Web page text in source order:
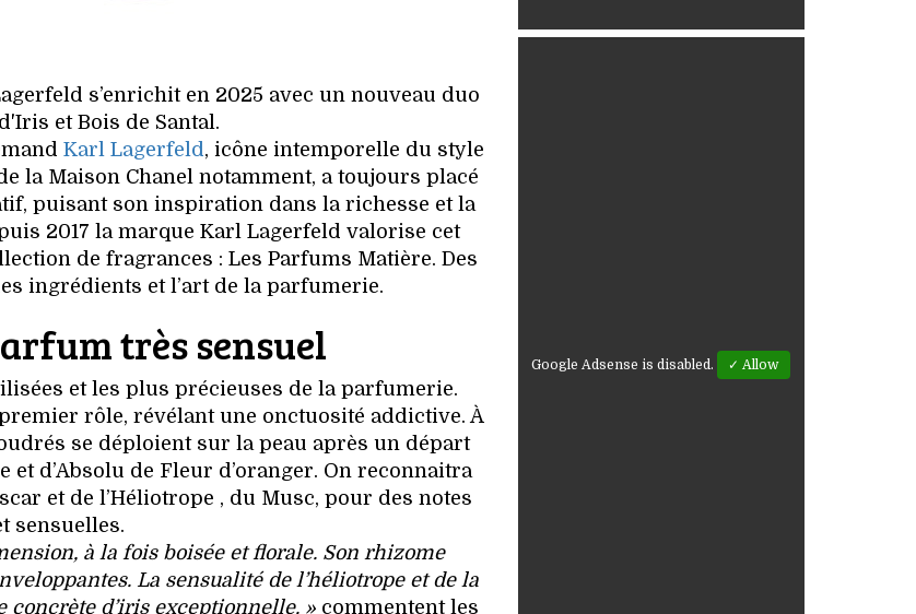
s’enrichit en 2025 avec un nouveau duo
et Bois de Santal.
Karl Lagerfeld, icône intemporelle du style
la Maison Chanel notamment, a toujours placé
puisant son inspiration dans la richesse et la
2017 la marque Karl Lagerfeld valorise cet
de fragrances : Les Parfums Matière. Des
ingrédients et l’art de la parfumerie.
très sensuel
et les plus précieuses de la parfumerie.
rôle, révélant une onctuosité addictive. À
se déploient sur la peau après un départ
et d’Absolu de Fleur d’oranger. On reconnaitra
et de l’Héliotrope , du Musc, pour des notes
sensuelles.
à la fois boisée et florale. Son rhizome
La sensualité de l’héliotrope et de la
d’iris exceptionnelle. »commentent les
Google Adsense is disabled. ✓ Allow